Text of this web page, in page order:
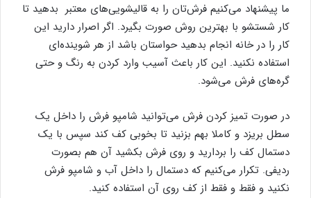
ما پیشنهاد می‌کنیم فرش‌تان را به قالیشویی‌های معتبر بدهید تا
کار شستشو با بهترین روش صورت بگیرد. اگر اصرار دارید این
کار را در خانه انجام بدهید حواستان باشد از هر شوینده‌ای
استفاده نکنید. این کار باعث آسیب وارد کردن به رنگ و حتی
گره‌های فرش می‌شود.
در صورت تمیز کردن فرش می‌توانید شامپو فرش را داخل یک
سطل بریزد و کاملا بهم بزنید تا بخوبی کف کند سپس با یک
دستمال کف را بردارید و روی فرش بکشید آن هم بصورت
ردیفی. تکرار می‌کنیم که دستمال را داخل آب و شامپو فرش
نکنید و فقط و فقط از کف روی آن استفاده کنید.